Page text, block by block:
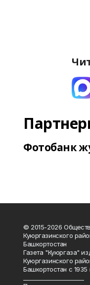
Фотобанк
© 2015-2026
Куюргазинского
Башкортостан
Газета "Куюргаза"
Куюргазинского
Башкортостан с 1935